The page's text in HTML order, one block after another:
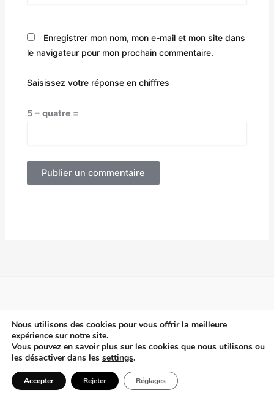
Enregistrer mon nom, mon e-mail et mon site dans
le navigateur pour mon prochain commentaire.
Saisissez votre réponse en chiffres
5 − quatre =
Politique de Confidentialité
Contact
Nous utilisons des cookies pour vous offrir la meilleure
expérience sur notre site.
Vous pouvez en savoir plus sur les cookies que nous utilisons ou
les désactiver dans les settings.
Accepter Rejeter Réglages